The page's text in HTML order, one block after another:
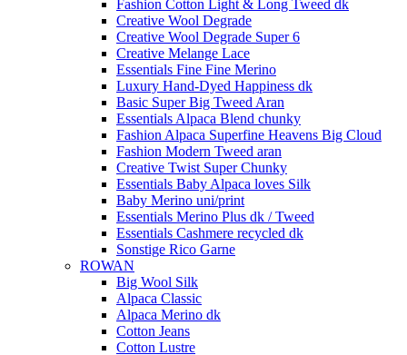
Fashion Cotton Light & Long Tweed dk
Creative Wool Degrade
Creative Wool Degrade Super 6
Creative Melange Lace
Essentials Fine Fine Merino
Luxury Hand-Dyed Happiness dk
Basic Super Big Tweed Aran
Essentials Alpaca Blend chunky
Fashion Alpaca Superfine Heavens Big Cloud
Fashion Modern Tweed aran
Creative Twist Super Chunky
Essentials Baby Alpaca loves Silk
Baby Merino uni/print
Essentials Merino Plus dk / Tweed
Essentials Cashmere recycled dk
Sonstige Rico Garne
ROWAN
Big Wool Silk
Alpaca Classic
Alpaca Merino dk
Cotton Jeans
Cotton Lustre